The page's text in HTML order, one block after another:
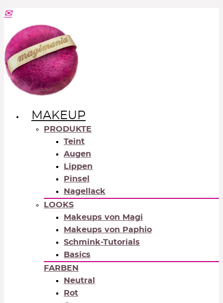
MAKEUP
PRODUKTE
Teint
Augen
Lippen
Pinsel
Nagellack
LOOKS
Makeups von Magi
Makeups von Paphio
Schmink-Tutorials
Basics
FARBEN
Neutral
Rot